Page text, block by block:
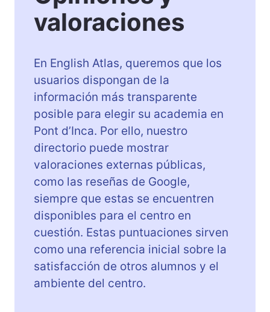
valoraciones
En English Atlas, queremos que los
usuarios dispongan de la
información más transparente
posible para elegir su academia en
Pont d’Inca. Por ello, nuestro
directorio puede mostrar
valoraciones externas públicas,
como las reseñas de Google,
siempre que estas se encuentren
disponibles para el centro en
cuestión. Estas puntuaciones sirven
como una referencia inicial sobre la
satisfacción de otros alumnos y el
ambiente del centro.